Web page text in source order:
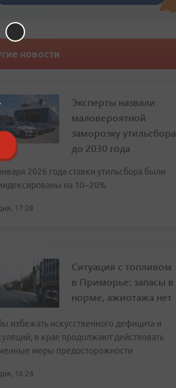
новости
Эксперты назвали
маловероятной
заморозку утильсбора
до 2030 года
2026 года ставки утильсбора были
на 10–20%
17:28
Ситуация с топливом
в Приморье: запасы в
норме, ажиотажа нет
избежать искусственного дефицита и
в крае продолжают действовать
меры предосторожности
16:24